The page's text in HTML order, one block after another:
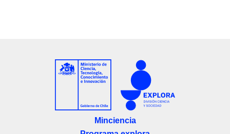
Minciencia